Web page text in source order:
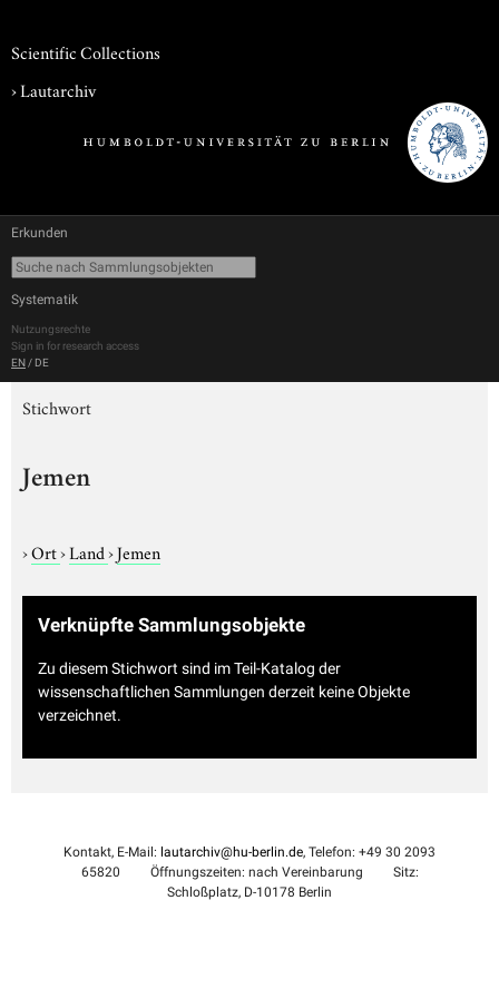
Scientific Collections
›Lautarchiv
Erkunden
Systematik
Nutzungsrechte
Sign in for research access
EN / DE
Stichwort
Jemen
›Ort›Land›Jemen
Verknüpfte Sammlungsobjekte
Zu diesem Stichwort sind im Teil-Katalog der
wissenschaftlichen Sammlungen derzeit keine Objekte
verzeichnet.
Kontakt, E-Mail: lautarchiv@hu-berlin.de, Telefon: +49 30 2093
65820
Öffnungszeiten: nach Vereinbarung
Sitz:
Schloßplatz, D-10178 Berlin